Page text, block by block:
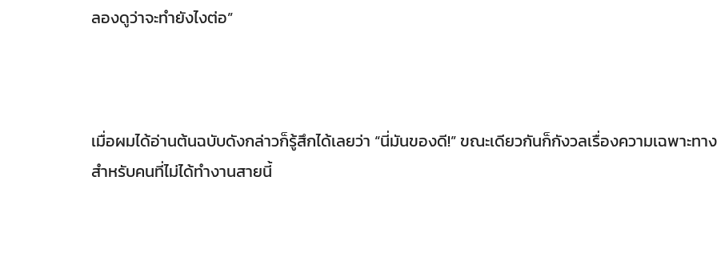
ลองดูว่าจะทำยังไงต่อ”
เมื่อผมได้อ่านต้นฉบับดังกล่าวก็รู้สึกได้เลยว่า “นี่มันของดี!” ขณะเดียวกันก็กังวลเรื่องความเฉพาะทา
สำหรับคนที่ไม่ได้ทำงานสายนี้